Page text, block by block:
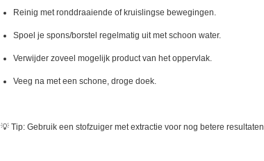
Reinig met ronddraaiende of kruislingse bewegingen.
Spoel je spons/borstel regelmatig uit met schoon water.
Verwijder zoveel mogelijk product van het oppervlak.
Veeg na met een schone, droge doek.
💡 Tip: Gebruik een stofzuiger met extractie voor nog betere resultaten.